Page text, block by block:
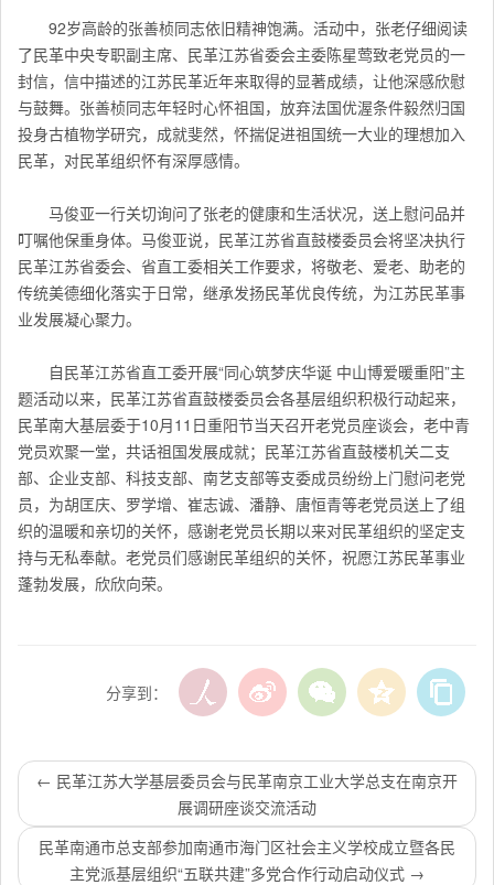
92岁高龄的张善桢同志依旧精神饱满。活动中，张老仔细阅读
了民革中央专职副主席、民革江苏省委会主委陈星莺致老党员的一
封信，信中描述的江苏民革近年来取得的显著成绩，让他深感欣慰
与鼓舞。张善桢同志年轻时心怀祖国，放弃法国优渥条件毅然归国
投身古植物学研究，成就斐然，怀揣促进祖国统一大业的理想加入
民革，对民革组织怀有深厚感情。
马俊亚一行关切询问了张老的健康和生活状况，送上慰问品并
叮嘱他保重身体。马俊亚说，民革江苏省直鼓楼委员会将坚决执行
民革江苏省委会、省直工委相关工作要求，将敬老、爱老、助老的
传统美德细化落实于日常，继承发扬民革优良传统，为江苏民革事
业发展凝心聚力。
自民革江苏省直工委开展“同心筑梦庆华诞 中山博爱暖重阳”主
题活动以来，民革江苏省直鼓楼委员会各基层组织积极行动起来，
民革南大基层委于10月11日重阳节当天召开老党员座谈会，老中青
党员欢聚一堂，共话祖国发展成就；民革江苏省直鼓楼机关二支
部、企业支部、科技支部、南艺支部等支委成员纷纷上门慰问老党
员，为胡匡庆、罗学增、崔志诚、潘静、唐恒青等老党员送上了组
织的温暖和亲切的关怀，感谢老党员长期以来对民革组织的坚定支
持与无私奉献。老党员们感谢民革组织的关怀，祝愿江苏民革事业
蓬勃发展，欣欣向荣。
分享到：
← 民革江苏大学基层委员会与民革南京工业大学总支在南京开
展调研座谈交流活动
民革南通市总支部参加南通市海门区社会主义学校成立暨各民
主党派基层组织“五联共建”多党合作行动启动仪式 →